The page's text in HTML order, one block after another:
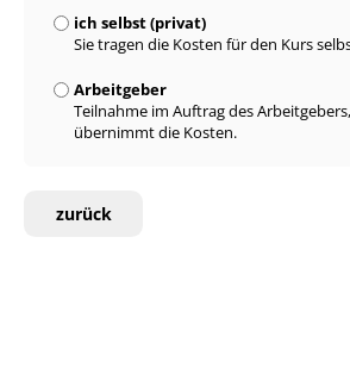
ich selbst (privat)
Sie tragen die Kosten für den Kurs
Arbeitgeber
Teilnahme im Auftrag des
übernimmt die Kosten.
zurück